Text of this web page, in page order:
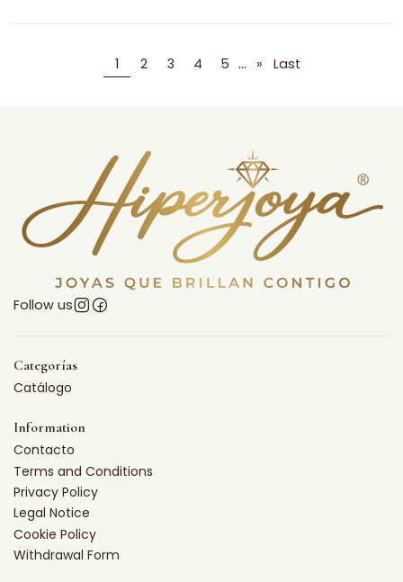
1 2 3 4 5 ... » Last
Follow us
Categorías
Catálogo
Information
Contacto
Terms and Conditions
Privacy Policy
Legal Notice
Cookie Policy
Withdrawal Form